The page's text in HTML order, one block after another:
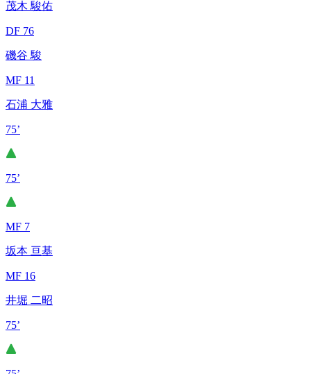
茂木 駿佑
DF 76
磯谷 駿
MF 11
石浦 大雅
75’
75’
MF 7
坂本 亘基
MF 16
井堀 二昭
75’